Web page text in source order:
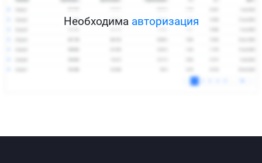
Необходима авторизация